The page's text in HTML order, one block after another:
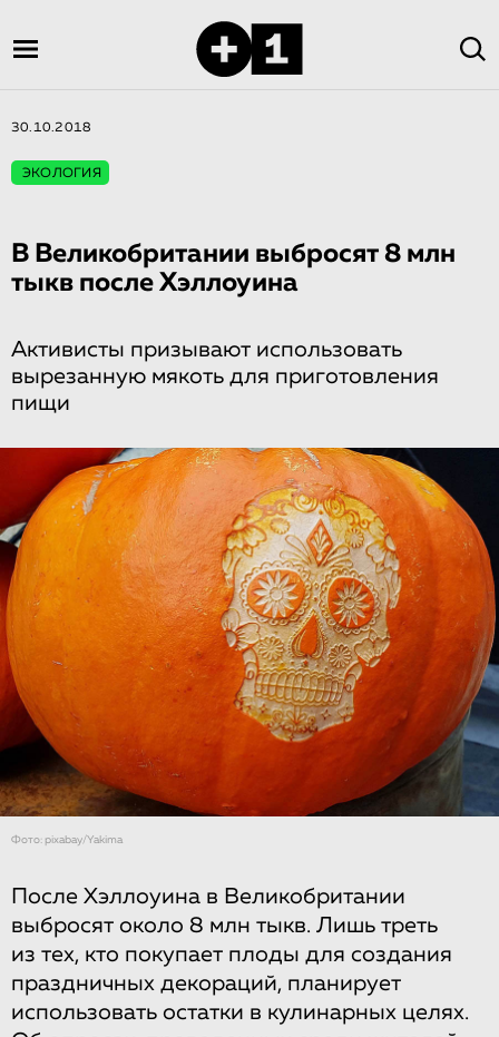
30.10.2018
ЭКОЛОГИЯ
В Великобритании выбросят 8 млн
тыкв после Хэллоуина
Активисты призывают использовать
вырезанную мякоть для приготовления
пищи
Фото: pixabay/Yakima
После Хэллоуина в Великобритании
выбросят около 8 млн тыкв. Лишь треть
из тех, кто покупает плоды для создания
праздничных декораций, планирует
использовать остатки в кулинарных целях.